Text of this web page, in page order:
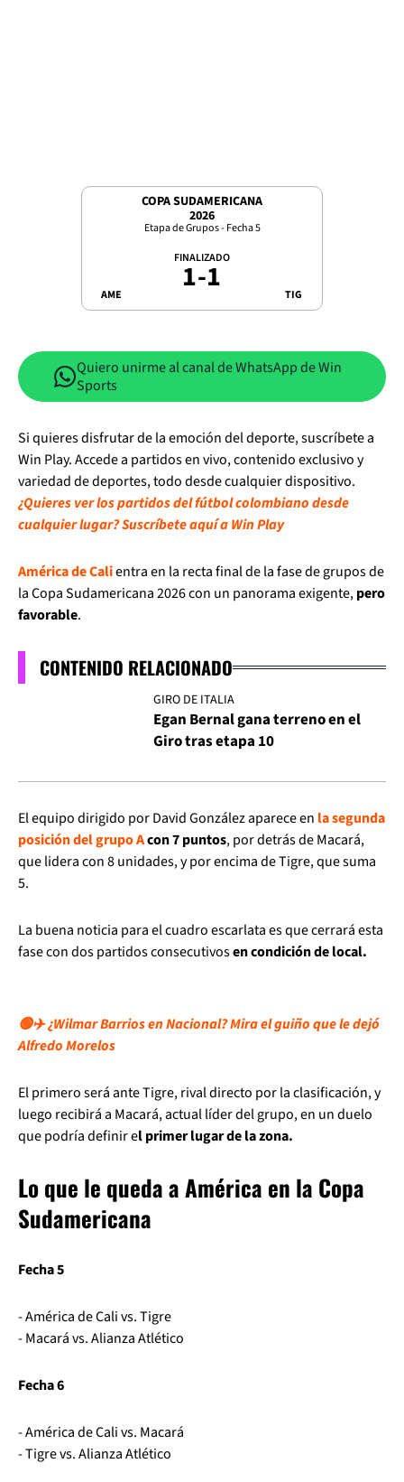
COPA SUDAMERICANA
2026
Etapa de Grupos - Fecha 5
AME
FINALIZADO
1-1 TIG
Quiero unirme al canal de WhatsApp de Win
Sports
Si quieres disfrutar de la emoción del deporte, suscríbete a
Win Play. Accede a partidos en vivo, contenido exclusivo y
variedad de deportes, todo desde cualquier dispositivo.
¿Quieres ver los partidos del fútbol colombiano desde
cualquier lugar? Suscríbete aquí a Win Play
América de Calientra en la recta final de la fase de grupos de
la Copa Sudamericana 2026 con un panorama exigente,pero
favorable.
CONTENIDO RELACIONADO
GIRO DE ITALIA
Egan Bernal gana terreno en el
Giro tras etapa 10
El equipo dirigido por David González aparece en la segunda
posición del grupo Acon 7 puntos, por detrás de Macará,
que lidera con 8 unidades, y por encima de Tigre, que suma
5.
La buena noticia para el cuadro escarlata es que cerrará esta
fase con dos partidos consecutivosen condición de local.
🟢✈️ ¿Wilmar Barrios en Nacional? Mira el guiño que le dejó
Alfredo Morelos
El primero será ante Tigre, rival directo por la clasificación, y
luego recibirá a Macará, actual líder del grupo, en un duelo
que podría definir el primer lugar de la zona.
Lo que le queda a América en la Copa
Sudamericana
Fecha 5
- América de Cali vs. Tigre
- Macará vs. Alianza Atlético
Fecha 6
- América de Cali vs. Macará
- Tigre vs. Alianza Atlético